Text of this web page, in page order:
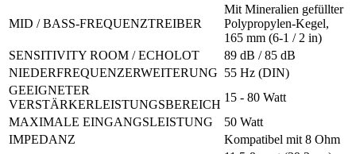
MID / BASS-FREQUENZTREIBER
Mit Mineralien gefüllter
Polypropylen-Kegel,
165 mm (6-1 / 2 in)
SENSITIVITY ROOM / ECHOLOT
89 dB / 85 dB
NIEDERFREQUENZERWEITERUNG 55 Hz (DIN)
GEEIGNETER
VERSTÄRKERLEISTUNGSBEREICH
15 - 80 Watt
MAXIMALE EINGANGSLEISTUNG
50 Watt
IMPEDANZ
Kompatibel mit 8 Ohm